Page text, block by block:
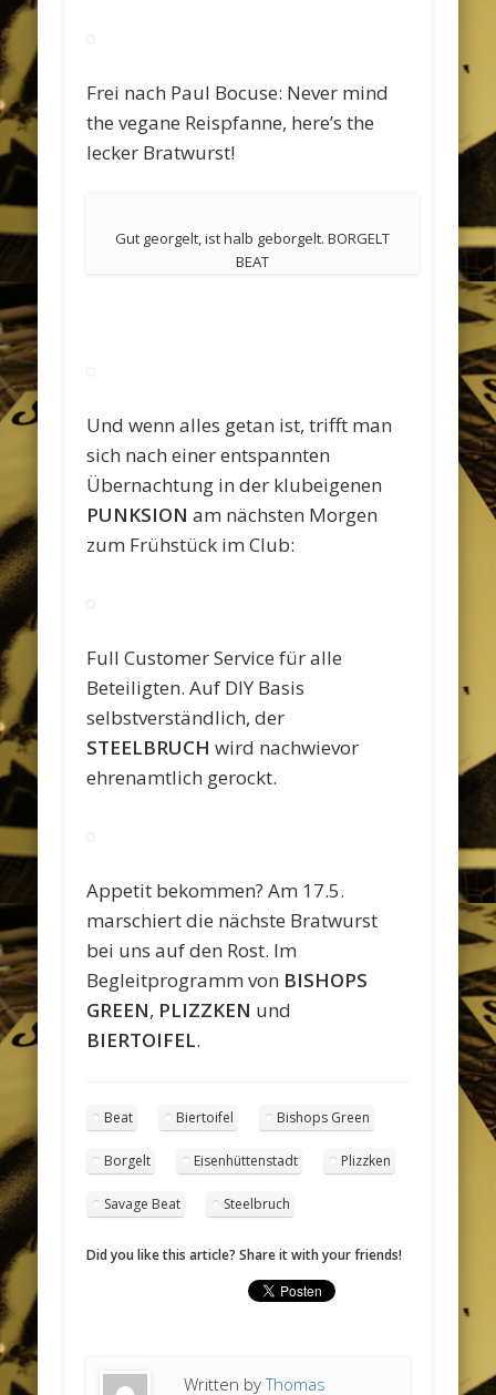
Frei nach Paul Bocuse: Never mind
the vegane Reispfanne, here’s the
lecker Bratwurst!
Gut georgelt, ist halb geborgelt. BORGELT
BEAT
Und wenn alles getan ist, trifft man
sich nach einer entspannten
Übernachtung in der klubeigenen
PUNKSION am nächsten Morgen
zum Frühstück im Club:
Full Customer Service für alle
Beteiligten. Auf DIY Basis
selbstverständlich, der
STEELBRUCH wird nachwievor
ehrenamtlich gerockt.
Appetit bekommen? Am 17.5.
marschiert die nächste Bratwurst
bei uns auf den Rost. Im
Begleitprogramm von BISHOPS
GREEN, PLIZZKEN und
BIERTOIFEL.
Beat Biertoifel Bishops Green
Borgelt Eisenhüttenstadt Plizzken
Savage Beat Steelbruch
Did you like this article? Share it with your friends!
Written byThomas